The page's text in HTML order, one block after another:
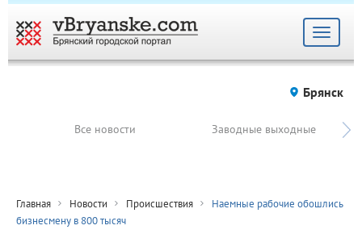
Toggle
Брянск
Все новости Заводные выходные
Главная Новости Происшествия
Наемные рабочие обошлись
бизнесмену в 800 тысяч